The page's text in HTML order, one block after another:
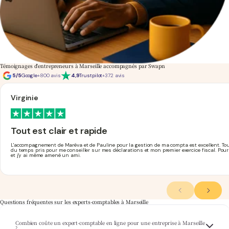
Témoignages d'entrepreneurs à Marseille accompagnés par Swapn
5/5Google+800 avis 4,9Trustpilot+372 avis
Virginie
Tout est clair et rapide
L'accompagnement de Maréva et de Pauline pour la gestion de ma compta est excellent.
du temps pris pour me conseiller sur mes déclarations et mon premier exercice fiscal.
et j'y ai même amené un ami.
Questions fréquentes sur les experts-comptables à Marseille
Combien coûte un expert-comptable en ligne pour une entreprise à Marseille
Swapn propose un accompagnement comptable complet à partir de 29€ HT/mois, quelle